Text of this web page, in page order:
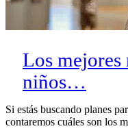
Los mejores
niños…
Si estás buscando planes
contaremos cuáles son los